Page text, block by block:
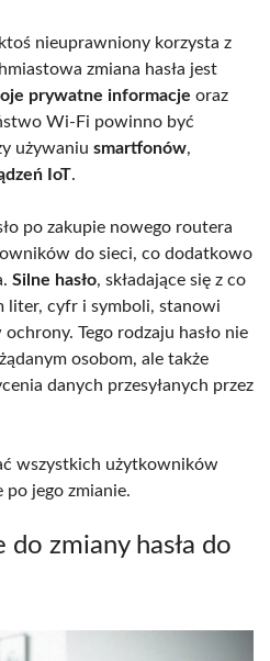
nieuprawniony korzysta z
zmiana hasła jest
prywatne informacje oraz
Wi-Fi powinno być
używaniu smartfonów,
IoT.
po zakupie nowego routera
do sieci, co dodatkowo
Silne hasło, składające się z co
liter, cyfr i symboli, stanowi
Tego rodzaju hasło nie
osobom, ale także
danych przesyłanych przez
wszystkich użytkowników
po jego zmianie.
zmiany hasła do